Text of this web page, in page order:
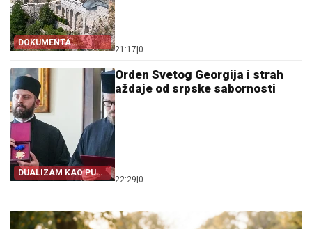
DOKUMENTA
OTKRIVAJU
21:17|0
DUALIZAM KAO PUT
IZ SRPSTVA
Orden Svetog Georgija i strah
aždaje od srpske sabornosti
22:29|0